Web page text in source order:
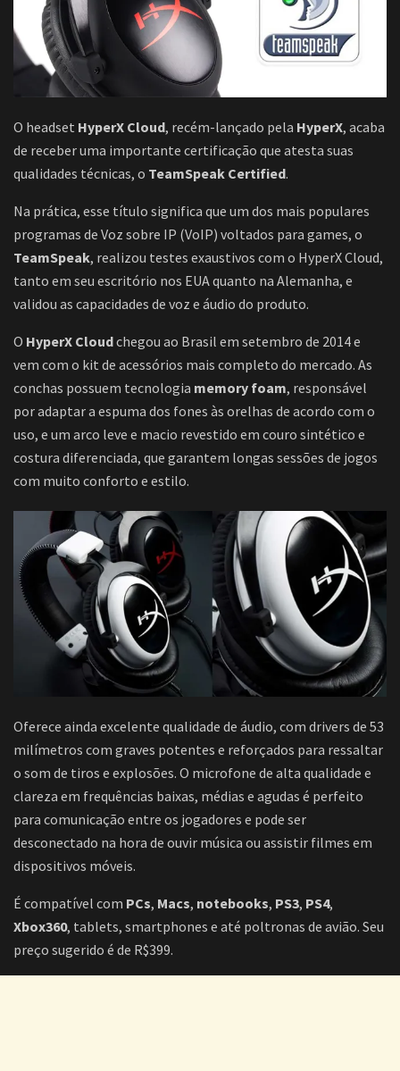
O headset HyperX Cloud, recém-lançado pela HyperX, acaba
de receber uma importante certificação que atesta suas
qualidades técnicas, o TeamSpeak Certified.
Na prática, esse título significa que um dos mais populares
programas de Voz sobre IP (VoIP) voltados para games, o
TeamSpeak, realizou testes exaustivos com o HyperX Cloud,
tanto em seu escritório nos EUA quanto na Alemanha, e
validou as capacidades de voz e áudio do produto.
O HyperX Cloudchegou ao Brasil em setembro de 2014 e
vem com o kit de acessórios mais completo do mercado. As
conchas possuem tecnologia memory foam, responsável
por adaptar a espuma dos fones às orelhas de acordo com o
uso, e um arco leve e macio revestido em couro sintético e
costura diferenciada, que garantem longas sessões de jogos
com muito conforto e estilo.
Oferece ainda excelente qualidade de áudio, com drivers de 53
milímetros com graves potentes e reforçados para ressaltar
o som de tiros e explosões. O microfone de alta qualidade e
clareza em frequências baixas, médias e agudas é perfeito
para comunicação entre os jogadores e pode ser
desconectado na hora de ouvir música ou assistir filmes em
dispositivos móveis.
É compatível com PCs, Macs, notebooks, PS3, PS4,
Xbox360, tablets, smartphones e até poltronas de avião. Seu
preço sugerido é de R$399.